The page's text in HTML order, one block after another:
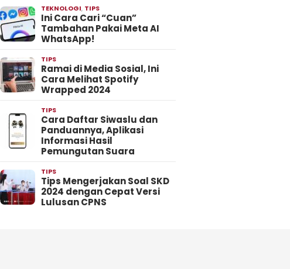
TEKNOLOGI, TIPS
Ini Cara Cari “Cuan”
Tambahan Pakai Meta AI
WhatsApp!
TIPS
Ramai di Media Sosial, Ini
Cara Melihat Spotify
Wrapped 2024
TIPS
Cara Daftar Siwaslu dan
Panduannya, Aplikasi
Informasi Hasil
Pemungutan Suara
TIPS
Tips Mengerjakan Soal SKD
2024 dengan Cepat Versi
Lulusan CPNS